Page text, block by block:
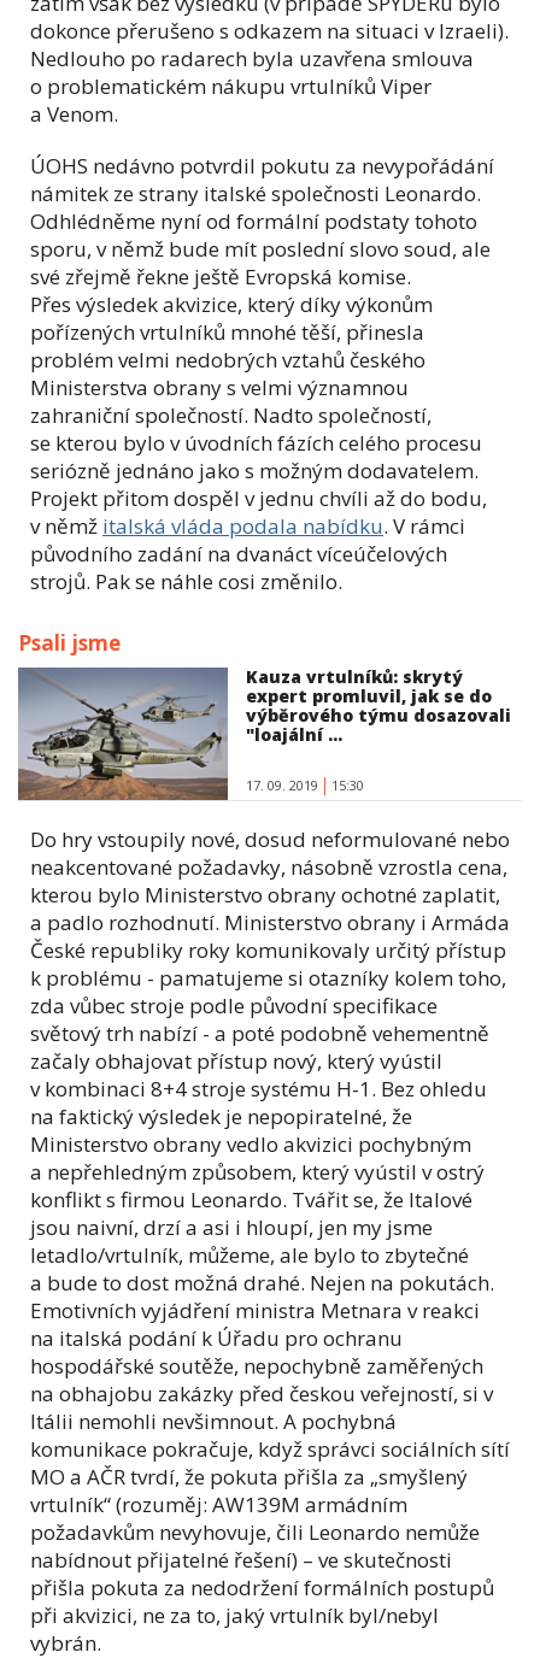
dokonce přerušeno s odkazem na situaci v Izraeli).
Nedlouho po radarech byla uzavřena smlouva
o problematickém nákupu vrtulníků Viper
a Venom.
ÚOHS nedávno potvrdil pokutu za nevypořádání
námitek ze strany italské společnosti Leonardo.
Odhlédněme nyní od formální podstaty tohoto
sporu, v němž bude mít poslední slovo soud, ale
své zřejmě řekne ještě Evropská komise.
Přes výsledek akvizice, který díky výkonům
pořízených vrtulníků mnohé těší, přinesla
problém velmi nedobrých vztahů českého
Ministerstva obrany s velmi významnou
zahraniční společností. Nadto společností,
se kterou bylo v úvodních fázích celého procesu
seriózně jednáno jako s možným dodavatelem.
Projekt přitom dospěl v jednu chvíli až do bodu,
v němž italská vláda podala nabídku. V rámci
původního zadání na dvanáct víceúčelových
strojů. Pak se náhle cosi změnilo.
Psali jsme
Kauza vrtulníků: skrytý
expert promluvil, jak se do
výběrového týmu dosazovali
"loajální ...
17. 09. 2019 15:30
Do hry vstoupily nové, dosud neformulované nebo
neakcentované požadavky, násobně vzrostla cena,
kterou bylo Ministerstvo obrany ochotné zaplatit,
a padlo rozhodnutí. Ministerstvo obrany i Armáda
České republiky roky komunikovaly určitý přístup
k problému - pamatujeme si otazníky kolem toho,
zda vůbec stroje podle původní specifikace
světový trh nabízí - a poté podobně vehementně
začaly obhajovat přístup nový, který vyústil
v kombinaci 8+4 stroje systému H-1. Bez ohledu
na faktický výsledek je nepopiratelné, že
Ministerstvo obrany vedlo akvizici pochybným
a nepřehledným způsobem, který vyústil v ostrý
konflikt s firmou Leonardo. Tvářit se, že Italové
jsou naivní, drzí a asi i hloupí, jen my jsme
letadlo/vrtulník, můžeme, ale bylo to zbytečné
a bude to dost možná drahé. Nejen na pokutách.
Emotivních vyjádření ministra Metnara v reakci
na italská podání k Úřadu pro ochranu
hospodářské soutěže, nepochybně zaměřených
na obhajobu zakázky před českou veřejností, si v
Itálii nemohli nevšimnout. A pochybná
komunikace pokračuje, když správci sociálních sítí
MO a AČR tvrdí, že pokuta přišla za „smyšlený
vrtulník“ (rozuměj: AW139M armádním
požadavkům nevyhovuje, čili Leonardo nemůže
nabídnout přijatelné řešení) – ve skutečnosti
přišla pokuta za nedodržení formálních postupů
při akvizici, ne za to, jaký vrtulník byl/nebyl
vybrán.